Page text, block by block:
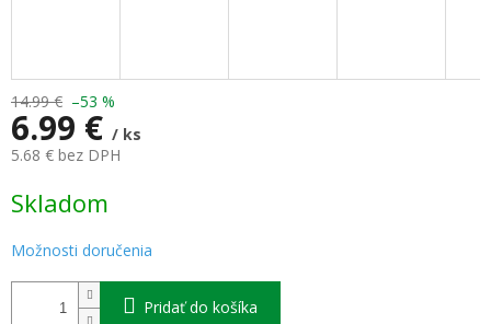
14.99 € –53 %
6.99 € / ks
5.68 € bez DPH
cena:
Skladom
Možnosti doručenia
Pridať do košíka